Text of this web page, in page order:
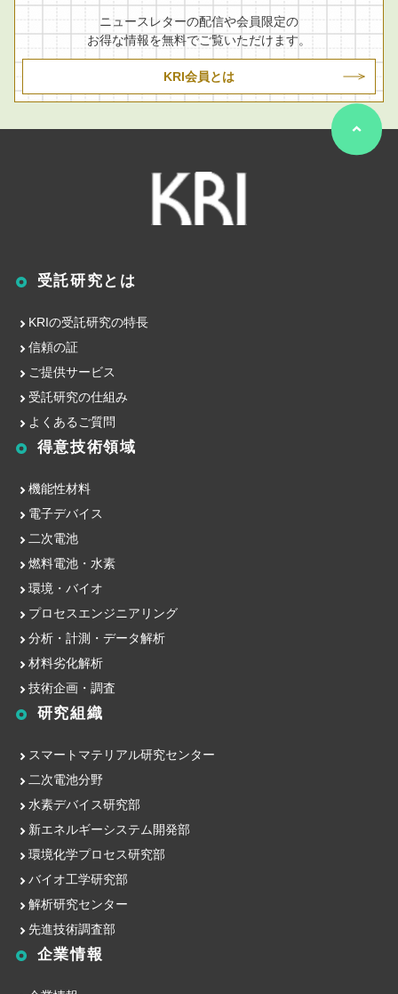
ニュースレターの配信や会員限定の
お得な情報を無料でご覧いただけます。
KRI会員とは
受託研究とは
KRIの受託研究の特長
信頼の証
ご提供サービス
受託研究の仕組み
よくあるご質問
得意技術領域
機能性材料
電子デバイス
二次電池
燃料電池・水素
環境・バイオ
プロセスエンジニアリング
分析・計測・データ解析
材料劣化解析
技術企画・調査
研究組織
スマートマテリアル研究センター
二次電池分野
水素デバイス研究部
新エネルギーシステム開発部
環境化学プロセス研究部
バイオ工学研究部
解析研究センター
先進技術調査部
企業情報